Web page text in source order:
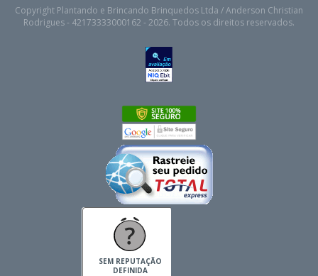
Copyright Plantando e Brincando Brinquedos Ltda / Anderson Christian
Rodrigues - 42173333000162 - 2026. Todos os direitos reservados.
SEM REPUTAÇÃO
DEFINIDA